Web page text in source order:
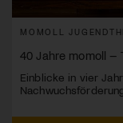
MOMOLL
40 Jahre momoll –
Einblicke in vier